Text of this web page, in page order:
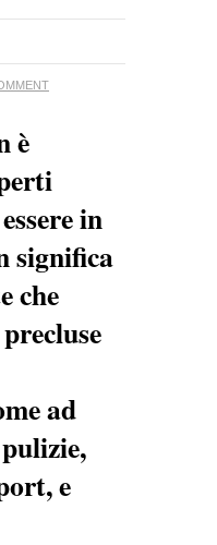
è
in
significa
che
ad
e